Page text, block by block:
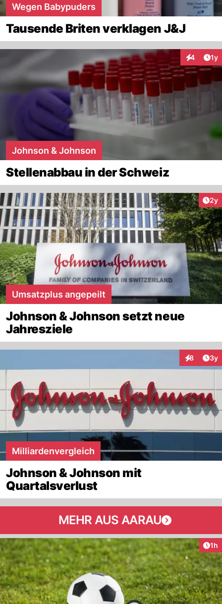
Wegen Babypuders
Tausende Briten verklagen J&J
4 1y
Johnson & Johnson
Stellenabbau in der Schweiz
2y
Umsatzplus angepeilt
Johnson & Johnson setzt neue
Jahresziele
8 3y
Milliardenvergleich
Johnson & Johnson mit
Quartalsverlust
MEHR AUS AARAU
1h